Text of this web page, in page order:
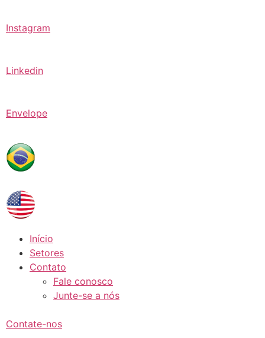
Instagram
Linkedin
Envelope
Início
Setores
Contato
Fale conosco
Junte-se a nós
Contate-nos